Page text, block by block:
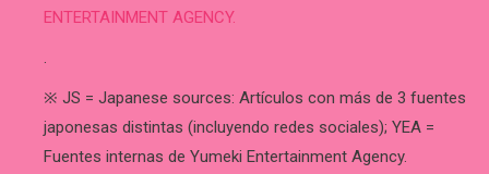
ENTERTAINMENT AGENCY.
.
※ JS = Japanese sources: Artículos con más de 3 fuentes
japonesas distintas (incluyendo redes sociales); YEA =
Fuentes internas de Yumeki Entertainment Agency.